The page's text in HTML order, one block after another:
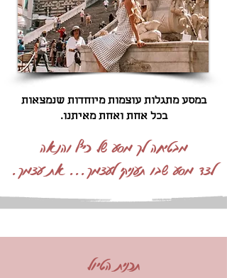
במסע מתגלות עוצמות מיוחדות שנמצאות
בכל אחת ואחת מאיתנו.
מבטיחה לך מסע של כיף והנאה
לצד מסע שבו תעניקי לעצמך... את עצמך.
תכנית הטיול